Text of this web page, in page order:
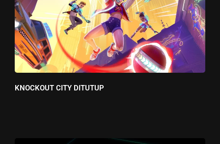
KNOCKOUT CITY DITUTUP